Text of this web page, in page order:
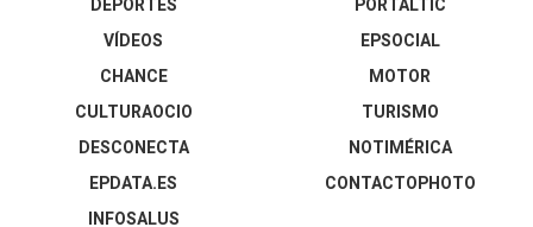
VÍDEOS
EPSOCIAL
CHANCE
CULTURAOCIO
DESCONECTA
EPDATA.ES
INFOSALUS
MOTOR
TURISMO
NOTIMÉRICA
CONTACTOPHOTO